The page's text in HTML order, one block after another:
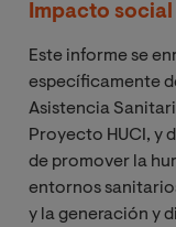
Impacto
Este informe se
específicamente
Asistencia
Proyecto HUCI, y
de promover la
entornos
y la generación y